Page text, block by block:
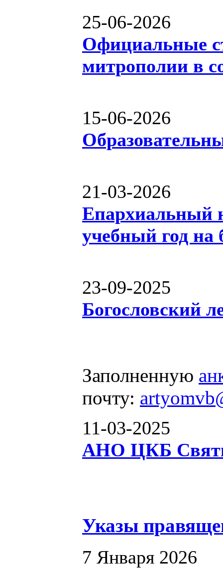
25-06-2026
Официальные
митрополии в
15-06-2026
21-03-2026
Епархиальный
учебный год на
23-09-2025
Богословский
Заполненную
почту:
11-03-2025
АНО ЦКБ
Указы
7 Января 2026